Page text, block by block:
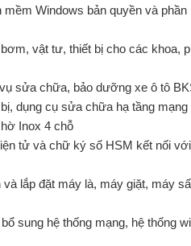
Windows bản quyền và
vật tư, thiết bị cho các khoa,
sửa chữa, bảo dưỡng xe ô tô
dụng cụ sửa chữa hạ tầng
Inox 4 chỗ
tử và chữ ký số HSM kết nối
lắp đặt máy là, máy giặt, máy
sung hệ thống mạng, hệ thống